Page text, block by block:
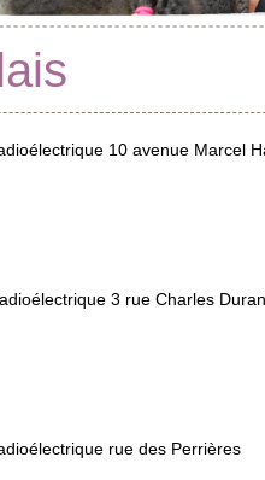
10 avenue Marcel
3 rue Charles
rue des Perrières